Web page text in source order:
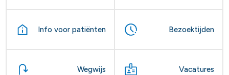
Info voor patiënten Bezoektijden
Wegwijs Vacatures